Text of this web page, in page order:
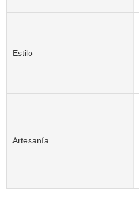
Estilo
Artesanía